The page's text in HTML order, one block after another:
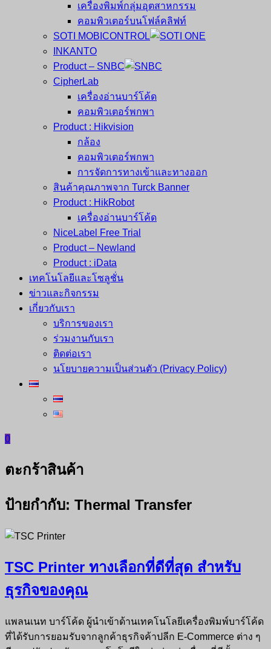
เครื่องพิมพ์กลุ่มอุตสาหกรรม
คอมพิวเตอร์บนโฟล์คลิฟท์
SOTI MOBICONTROL
INKANTO
Product – SNBC
CipherLab
เครื่องอ่านบาร์โค้ด
คอมพิวเตอร์พกพา
Product : Hikvision
กล้อง
คอมพิวเตอร์พกพา
การจัดการทางเข้าและทางออก
สินค้าคุณภาพจาก Turck Banner
Product : HikRobot
เครื่องอ่านบาร์โค้ด
NiceLabel Free Trial
Product – Newland
Product : iData
เทคโนโลยีและโซลูชั่น
ข่าวและกิจกรรม
เกี่ยวกับเรา
บริการของเรา
ร่วมงานกับเรา
ติดต่อเรา
นโยบายความเป็นส่วนตัว (Privacy Policy)
0
ตะกร้าสินค้า
ป้ายกำกับ: Thermal Transfer
TSC Printer ทางเลือกที่ดีที่สุด สำหรับ
ธุรกิจของคุณ
แพลนเนท บาร์โค้ด ผู้นำเข้าด้านเทคโนโลยีเครื่องพิมพ์บาร์โค้ด
ที่ได้รับการยอมรับจากลูกค้าธุรกิจค้าปลีก E-Commerce ต่าง ๆ